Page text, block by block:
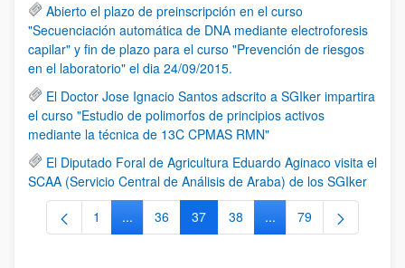
Abierto el plazo de preinscripción en el curso
"Secuenciación automática de DNA mediante electroforesis
capilar" y fin de plazo para el curso "Prevención de riesgos
en el laboratorio" el dia 24/09/2015.
El Doctor Jose Ignacio Santos adscrito a SGIker impartira
el curso "Estudio de polimorfos de principios activos
mediante la técnica de 13C CPMAS RMN"
El Diputado Foral de Agricultura Eduardo Aginaco visita el
SCAA (Servicio Central de Análisis de Araba) de los SGIker
Página
1 ...Páginas intermedias Use TAB para desplazarse.
Página
36 Página
37 Página
38 ...Páginas intermedias
Página
79